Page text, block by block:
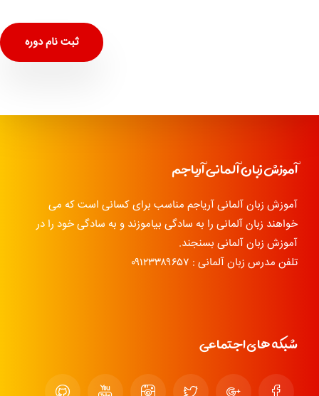
ثبت نام دوره
آموزش زبان آلمانی آریاجم
آموزش زبان آلمانی آریاجم مناسب برای کسانی است که می
خواهند زبان آلمانی را به سادگی بیاموزند و به سادگی خود را در
آموزش زبان آلمانی بسنجند.
تلفن مدرس زبان آلمانی : ۰۹۱۲۳۳۸۹۶۵۷
شبکه های اجتماعی